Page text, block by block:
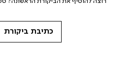
כתיבת ביקורת